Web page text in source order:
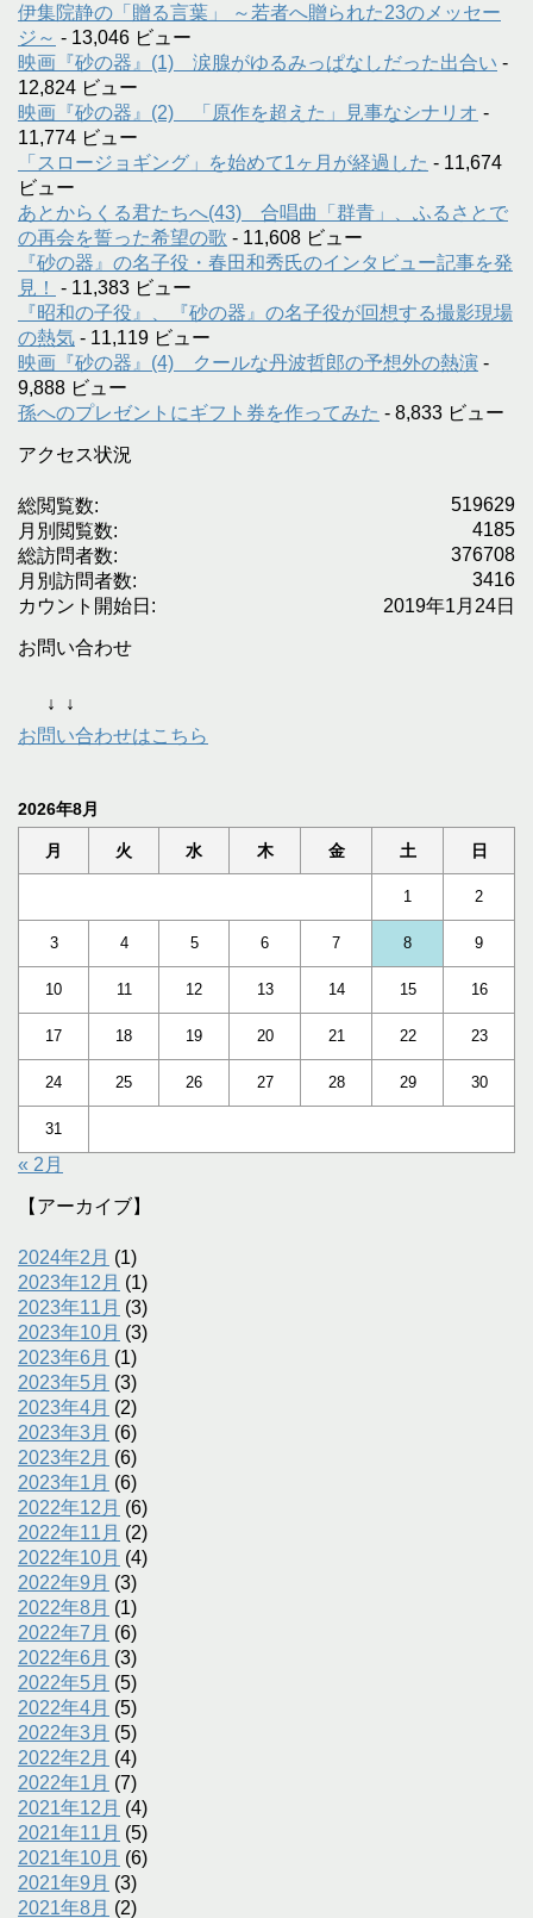
伊集院静の「贈る言葉」 ～若者へ贈られた23のメッセー
ジ～ - 13,046 ビュー
映画『砂の器』(1) 涙腺がゆるみっぱなしだった出合い -
12,824 ビュー
映画『砂の器』(2) 「原作を超えた」見事なシナリオ -
11,774 ビュー
「スロージョギング」を始めて1ヶ月が経過した - 11,674
ビュー
あとからくる君たちへ(43) 合唱曲「群青」、ふるさとで
の再会を誓った希望の歌 - 11,608 ビュー
『砂の器』の名子役・春田和秀氏のインタビュー記事を発
見！
- 11,383 ビュー
『昭和の子役』、『砂の器』の名子役が回想する撮影現場
の熱気 - 11,119 ビュー
映画『砂の器』(4) クールな丹波哲郎の予想外の熱演 -
9,888 ビュー
孫へのプレゼントにギフト券を作ってみた - 8,833 ビュー
アクセス状況
519629
総閲覧数:
4185
月別閲覧数:
376708
総訪問者数:
3416
月別訪問者数:
2019年1月24日
カウント開始日:
お問い合わせ
↓
↓
お問い合わせはこちら
2026年8月
月 火 水 木 金 土 日
1 2
3 4 5 6 7 8 9
10 11 12 13 14 15 16
17 18 19 20 21 22 23
24 25 26 27 28 29 30
31
« 2月
【アーカイブ】
2024年2月 (1)
2023年12月 (1)
2023年11月 (3)
2023年10月 (3)
2023年6月 (1)
2023年5月 (3)
2023年4月 (2)
2023年3月 (6)
2023年2月 (6)
2023年1月 (6)
2022年12月 (6)
2022年11月 (2)
2022年10月 (4)
2022年9月 (3)
2022年8月 (1)
2022年7月 (6)
2022年6月 (3)
2022年5月 (5)
2022年4月 (5)
2022年3月 (5)
2022年2月 (4)
2022年1月 (7)
2021年12月 (4)
2021年11月 (5)
2021年10月 (6)
2021年9月 (3)
2021年8月 (2)